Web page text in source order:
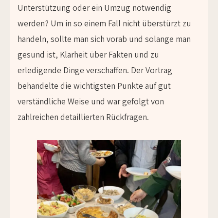
Unterstützung oder ein Umzug notwendig
werden? Um in so einem Fall nicht überstürzt zu
handeln, sollte man sich vorab und solange man
gesund ist, Klarheit über Fakten und zu
erledigende Dinge verschaffen. Der Vortrag
behandelte die wichtigsten Punkte auf gut
verständliche Weise und war gefolgt von
zahlreichen detaillierten Rückfragen.